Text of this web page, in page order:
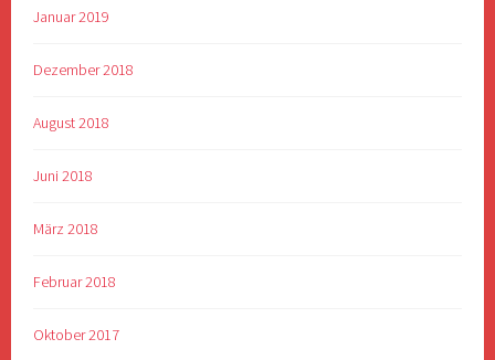
Januar 2019
Dezember 2018
August 2018
Juni 2018
März 2018
Februar 2018
Oktober 2017